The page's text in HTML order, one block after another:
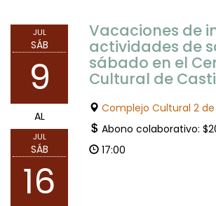
JUL
SÁB
9
AL
JUL
SÁB
16
Vacaciones de
actividades de
sábado en el
Cultural de
Complejo Cultural 2
Abono colaborativo:
17:00